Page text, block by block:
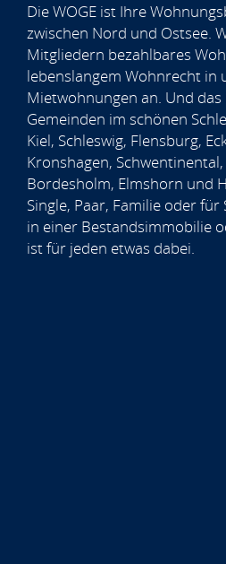
Die WOGE ist Ihre
zwischen Nord und Ostsee.
Mitgliedern bezahlbares
lebenslangem Wohnrecht in
Mietwohnungen an. Und
Gemeinden im schönen
Kiel, Schleswig, Flensburg,
Kronshagen,
Bordesholm, Elmshorn und
Single, Paar, Familie oder
in einer Bestandsimmobilie
ist für jeden etwas dabei.